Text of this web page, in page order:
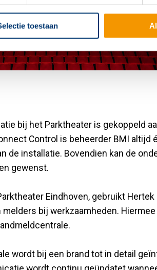
toestaan
bij het Parktheater is gekoppeld
Control is beheerder BMI altijd
de installatie. Bovendien kan de
gewenst.
Eindhoven, gebruikt
bij werkzaamheden.
wordt bij een brand tot in detail